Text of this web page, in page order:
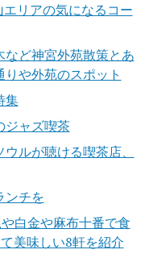
リアの気になるコー
ど神宮外苑散策とあ
や外苑のスポット
集
ジャズ喫茶
ルが聴ける喫茶店、
ンチを
白金や麻布十番で食
美味しい8軒を紹介